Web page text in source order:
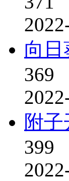
向
369
附
399